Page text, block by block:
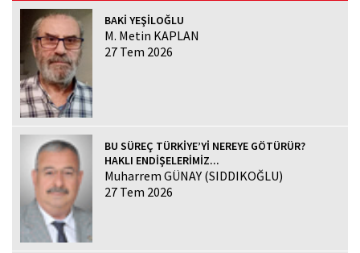
BAKİ YEŞİLOĞLU
M. Metin KAPLAN
27 Tem 2026
BU SÜREÇ TÜRKİYE’Yİ NEREYE GÖTÜRÜR?
HAKLI ENDİŞELERİMİZ...
Muharrem GÜNAY (SIDDIKOĞLU)
27 Tem 2026